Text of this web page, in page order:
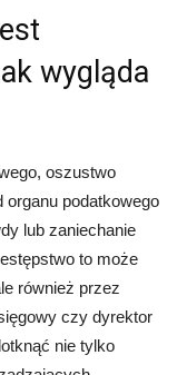
wygląda
oszustwo
organu podatkowego
lub zaniechanie
to może
również przez
czy dyrektor
nie tylko